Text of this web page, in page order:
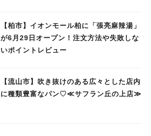
【柏市】イオンモール柏に「張亮麻辣湯」
が6月29日オープン！注文方法や失敗しな
いポイントレビュー
【流山市】吹き抜けのある広々とした店内
に種類豊富なパン♡≪サフラン丘の上店≫